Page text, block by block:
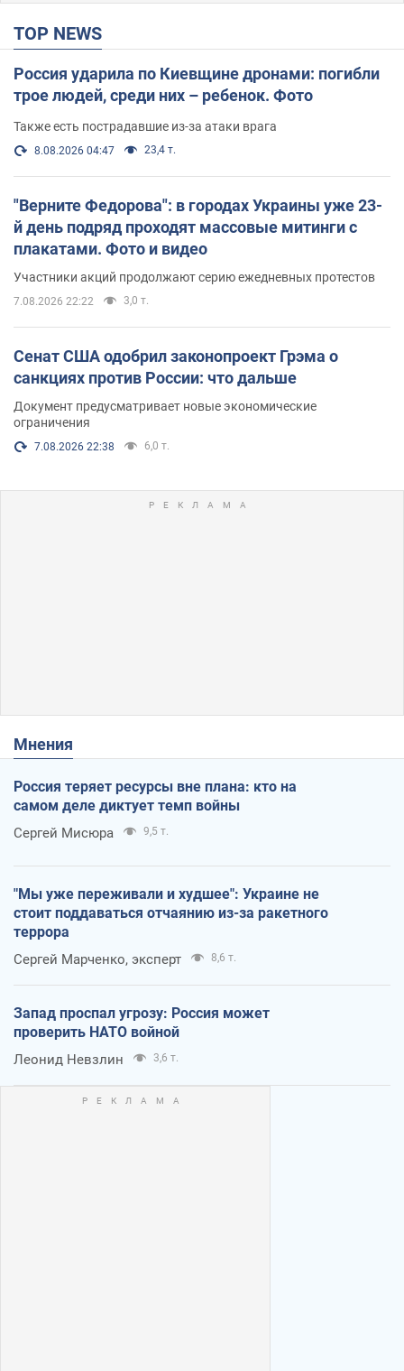
TOP NEWS
Россия ударила по Киевщине дронами: погибли
трое людей, среди них – ребенок. Фото
Также есть пострадавшие из-за атаки врага
8.08.2026 04:47 23,4 т.
"Верните Федорова": в городах Украины уже 23-
й день подряд проходят массовые митинги с
плакатами. Фото и видео
Участники акций продолжают серию ежедневных протестов
7.08.2026 22:22 3,0 т.
Сенат США одобрил законопроект Грэма о
санкциях против России: что дальше
Документ предусматривает новые экономические
ограничения
7.08.2026 22:38 6,0 т.
Мнения
Россия теряет ресурсы вне плана: кто на
самом деле диктует темп войны
Сергей Мисюра 9,5 т.
"Мы уже переживали и худшее": Украине не
стоит поддаваться отчаянию из-за ракетного
террора
Сергей Марченко, эксперт 8,6 т.
Запад проспал угрозу: Россия может
проверить НАТО войной
Леонид Невзлин 3,6 т.